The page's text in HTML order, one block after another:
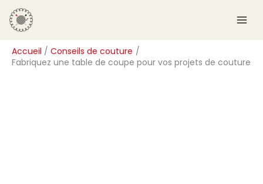
Aller
au
contenu
Accueil
Conseils de couture
Fabriquez une table de coupe pour vos projets de couture
R
e
c
h